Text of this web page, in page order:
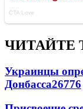
ЧИТАЙТЕ
Украинцы
Донбасса26776